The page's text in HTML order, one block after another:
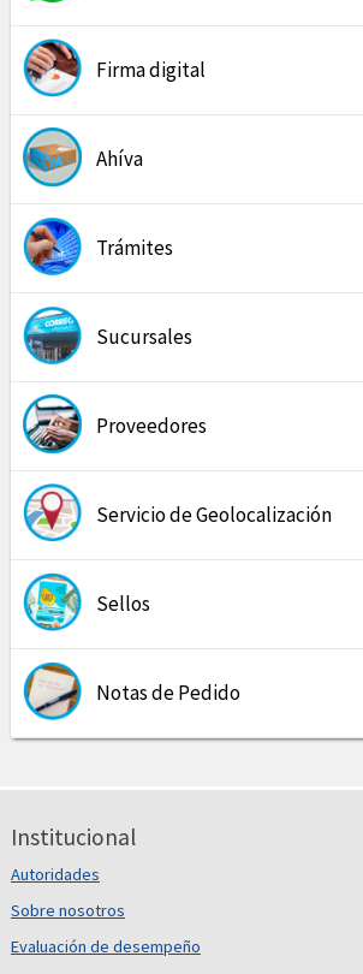
Firma digital
Ahíva
Trámites
Sucursales
Proveedores
Servicio de Geolocalización
Sellos
Notas de Pedido
Institucional
Autoridades
Sobre nosotros
Evaluación de desempeño